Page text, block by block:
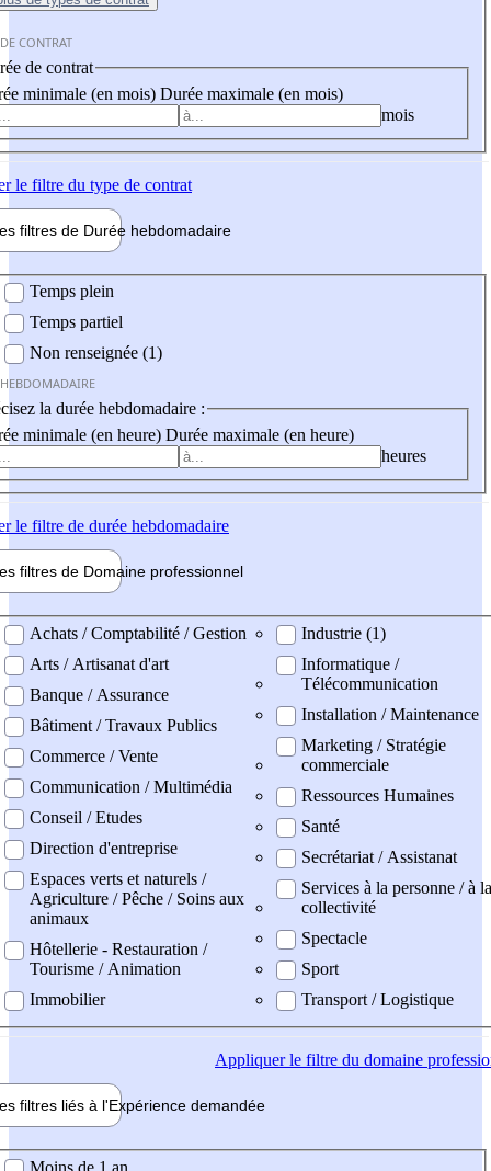
CONTRAT
de contrat
minimale (en mois) Durée maximale (en mois)
mois
le filtre du type de contrat
filtres de Durée hebdomadaire
Temps plein
Temps partiel
Non renseignée (1)
la durée hebdomadaire :
minimale (en heure) Durée maximale (en heure)
heures
le filtre de durée hebdomadaire
filtres de Domaine professionnel
professionel
Achats / Comptabilité / Gestion
Arts / Artisanat d'art
Banque / Assurance
Bâtiment / Travaux Publics
Commerce / Vente
Communication / Multimédia
Conseil / Etudes
Direction d'entreprise
Espaces verts et naturels /
Agriculture / Pêche / Soins aux
animaux
Hôtellerie - Restauration /
Tourisme / Animation
Immobilier
Industrie (1)
Informatique /
Télécommunication
Installation / Maintenance
Marketing / Stratégie
commerciale
Ressources Humaines
Santé
Secrétariat / Assistanat
Services à la personne / à la
collectivité
Spectacle
Sport
Transport / Logistique
Appliquerle filtre du domaine
filtres liés à l'Expérience demandée
demandée
Moins de 1 an